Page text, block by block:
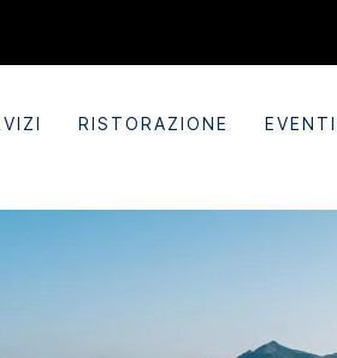
RISTORAZIONE EVENTI